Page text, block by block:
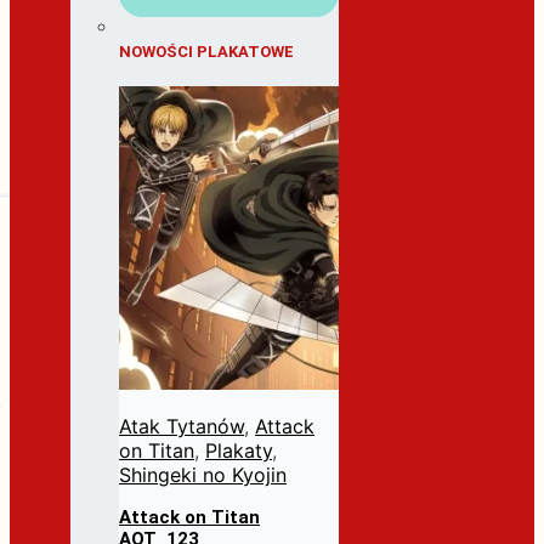
NOWOŚCI PLAKATOWE
Atak Tytanów, Attack
on Titan, Plakaty,
Shingeki no Kyojin
Attack on Titan
AOT_123